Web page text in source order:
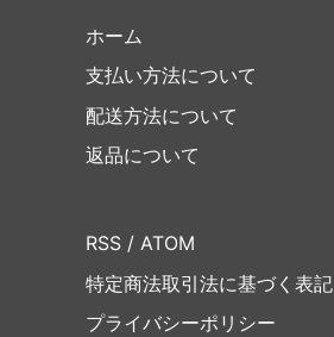
ホーム
支払い方法について
配送方法について
返品について
RSS / ATOM
特定商法取引法に基づく表記
プライバシーポリシー